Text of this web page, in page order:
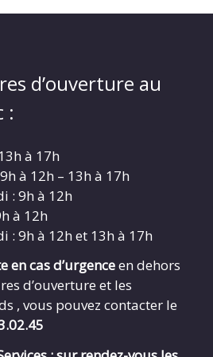
d’ouverture au
:
à 17h
à 12h – 13h à 17h
: 9h à 12h
à 12h
: 9h à 12h et 13h à 17h
en cas d’urgenceen dehors
d’ouverture et les
, vous pouvez contacter le